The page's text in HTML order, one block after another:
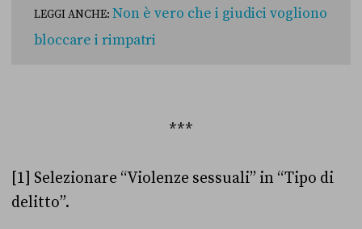
LEGGI ANCHE: Non è vero che i giudici vogliono
bloccare i rimpatri
***
[1] Selezionare “Violenze sessuali” in “Tipo di
delitto”.